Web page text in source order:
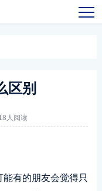
区别
人阅读
有的朋友会觉得只